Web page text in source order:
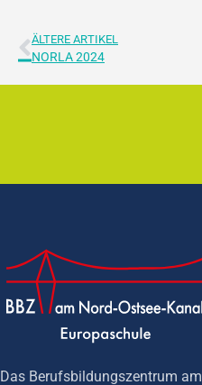
ÄLTERE ARTIKEL
NORLA 2024
Das Berufsbildungszentrum am